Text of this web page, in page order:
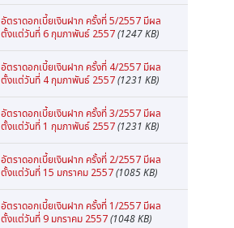
อัตราดอกเบี้ยเงินฝาก ครั้งที่ 5/2557 มีผล
ตั้งแต่วันที่ 6 กุมภาพันธ์ 2557(1247 KB)
อัตราดอกเบี้ยเงินฝาก ครั้งที่ 4/2557 มีผล
ตั้งแต่วันที่ 4 กุมภาพันธ์ 2557(1231 KB)
อัตราดอกเบี้ยเงินฝาก ครั้งที่ 3/2557 มีผล
ตั้งแต่วันที่ 1 กุมภาพันธ์ 2557(1231 KB)
อัตราดอกเบี้ยเงินฝาก ครั้งที่ 2/2557 มีผล
ตั้งแต่วันที่ 15 มกราคม 2557(1085 KB)
อัตราดอกเบี้ยเงินฝาก ครั้งที่ 1/2557 มีผล
ตั้งแต่วันที่ 9 มกราคม 2557(1048 KB)